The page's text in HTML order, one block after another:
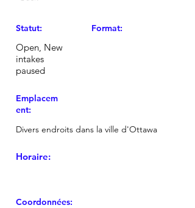
Statut: Format:
Open, New
intakes
paused
Emplacem
ent:
Divers endroits dans la ville d'Ottawa
Horaire:
Coordonnées: